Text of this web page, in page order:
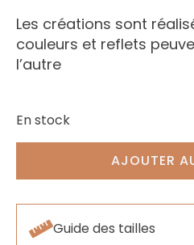
Les créations sont
couleurs et reflets
l’autre
En stock
AJOUTER
Guide des tailles